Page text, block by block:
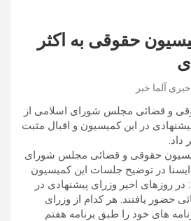
حقوقی به اکثر
آلما خبر
و قضائی مجلس شورای اسلامی از
در این کمیسیون و اقبال مثبت
داد.
حقوقی و قضائی مجلس شورای
در توضیح جلسات این کمیسیون
روزهای اخیر وزرای پیشنهادی در
حضور یافتند. هر کدام از وزرای
های خود را طبق برنامه هفتم